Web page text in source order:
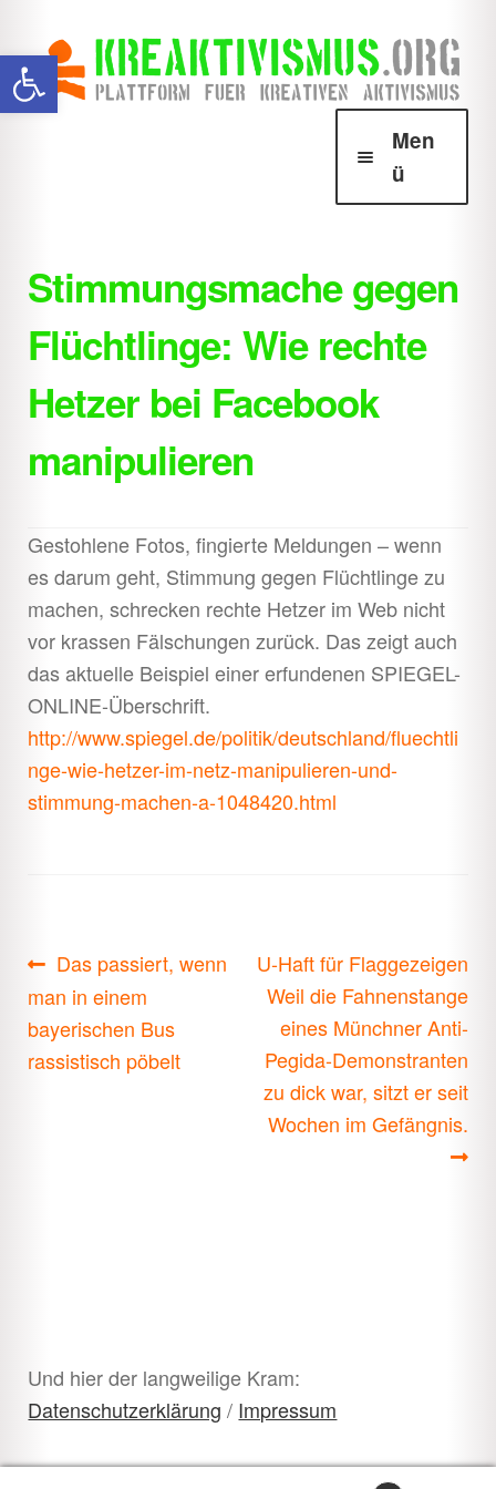
Werkzeugleiste öffnen Zur
Navigation
springen
Zum
Inhalt
springen
Men
ü
öffnen
Howtos
öffnen
Downloads
Shop
Stimmungsmache gegen
Flüchtlinge: Wie rechte
Hetzer bei Facebook
manipulieren
Gestohlene Fotos, fingierte Meldungen – wenn
es darum geht, Stimmung gegen Flüchtlinge zu
machen, schrecken rechte Hetzer im Web nicht
vor krassen Fälschungen zurück. Das zeigt auch
das aktuelle Beispiel einer erfundenen SPIEGEL-
ONLINE-Überschrift.
http://www.spiegel.de/politik/deutschland/fluechtli
nge-wie-hetzer-im-netz-manipulieren-und-
stimmung-machen-a-1048420.html
Beitragsnavigation
Vorheriger
Beitrag:
Das passiert, wenn
man in einem
bayerischen Bus
rassistisch pöbelt
Nächster
Beitrag:
U-Haft für Flaggezeigen
Weil die Fahnenstange
eines Münchner Anti-
Pegida-Demonstranten
zu dick war, sitzt er seit
Wochen im Gefängnis.
Und hier der langweilige Kram:
Datenschutzerklärung / Impressum